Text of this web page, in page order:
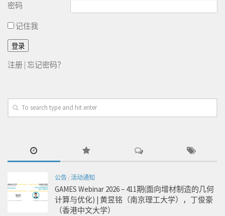
密码
记住我
注册 忘记密码？
公告 /活动通知
GAMES Webinar 2026 – 411期(面向增材制造的几何
计算与优化) | 黄昱铭（南京理工大学），丁俊豪
（香港中文大学）